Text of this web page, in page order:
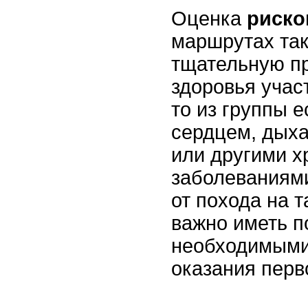
Оценка
маршрутах
тщательную
здоровья
то из группы
сердцем,
или другими
от похода на
важно иметь
оказания